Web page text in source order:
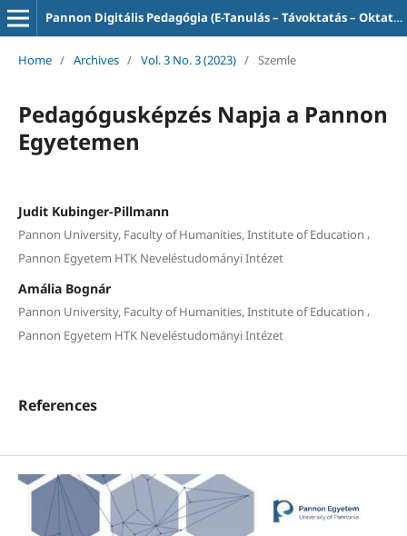
Pannon Digitális Pedagógia (E-Tanulás – Távoktatás – Oktatás-informatika)
Home / Archives / Vol. 3 No. 3 (2023) / Szemle
Pedagógusképzés Napja a Pannon
Egyetemen
Judit Kubinger-Pillmann
Pannon University, Faculty of Humanities, Institute of Education ,
Pannon Egyetem HTK Neveléstudományi Intézet
Amália Bognár
Pannon University, Faculty of Humanities, Institute of Education ,
Pannon Egyetem HTK Neveléstudományi Intézet
References